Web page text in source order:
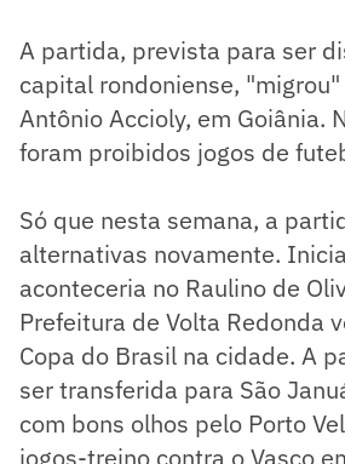
A partida, prevista para ser
capital rondoniense,
Antônio Accioly, em Goiânia.
foram proibidos jogos de
Só que nesta semana, a
alternativas novamente.
aconteceria no Raulino de
Prefeitura de Volta Redonda
Copa do Brasil na cidade. A
ser transferida para São
com bons olhos pelo Porto
jogos-treino contra o Vasco